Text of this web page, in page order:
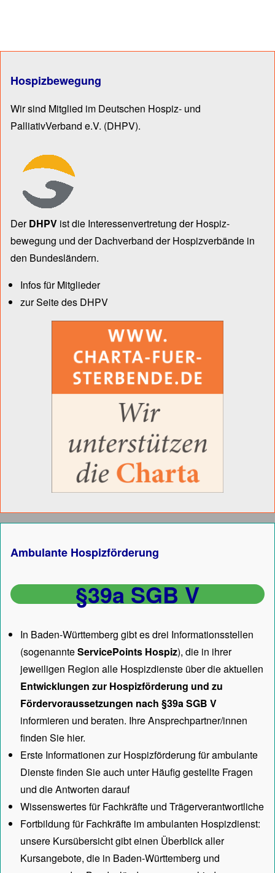
Hospizbewegung
Wir sind Mitglied im Deutschen Hospiz- und
PalliativVerband e.V. (DHPV).
DerDHPV ist die Inter­essen­ver­tre­tung der Hospiz­
bewegung und der Dach­verband der Hospiz­verbände in
den Bun­des­län­dern.
Infos für Mitglieder
zur Seite des DHPV
Ambulante Hospizförderung
§39a SGB V
In Baden-Württemberg gibt es drei Informationsstellen
(sogenannteServicePoints Hospiz), die in ihrer
jeweiligen Region alle Hospizdienste über die aktuellen
Entwicklungen zur Hospizförderung und zu
Fördervoraussetzungen nach §39a SGB V
informieren und beraten. Ihre Ansprechpartner/innen
finden Sie hier.
Erste Informationen zur Hospizförderung für ambulante
Dienste finden Sie auch unterHäufig gestellte Fragen
und die Antworten darauf
Wissenswertes für Fachkräfte und Trägerverantwortliche
Fortbildung für Fachkräfte im ambulanten Hospizdienst:
unsere Kursübersichtgibt einen Überblick aller
Kursangebote, die in Baden-Württemberg und